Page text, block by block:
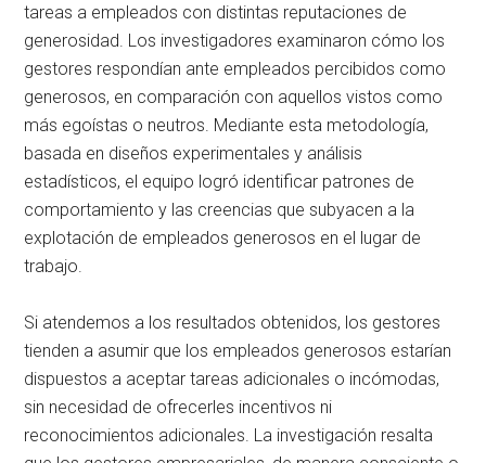
tareas a empleados con distintas reputaciones de
generosidad. Los investigadores examinaron cómo los
gestores respondían ante empleados percibidos como
generosos, en comparación con aquellos vistos como
más egoístas o neutros. Mediante esta metodología,
basada en diseños experimentales y análisis
estadísticos, el equipo logró identificar patrones de
comportamiento y las creencias que subyacen a la
explotación de empleados generosos en el lugar de
trabajo.
Si atendemos a los resultados obtenidos, los gestores
tienden a asumir que los empleados generosos estarían
dispuestos a aceptar tareas adicionales o incómodas,
sin necesidad de ofrecerles incentivos ni
reconocimientos adicionales. La investigación resalta